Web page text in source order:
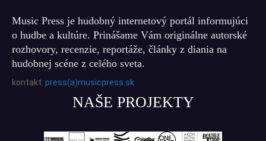
Music Press je hudobný internetový portál informujúci
o hudbe a kultúre. Prinášame Vám originálne autorské
rozhovory, recenzie, reportáže, články z diania na
hudobnej scéne z celého sveta.
kontakt: press(a)musicpress.sk
NAŠE PROJEKTY